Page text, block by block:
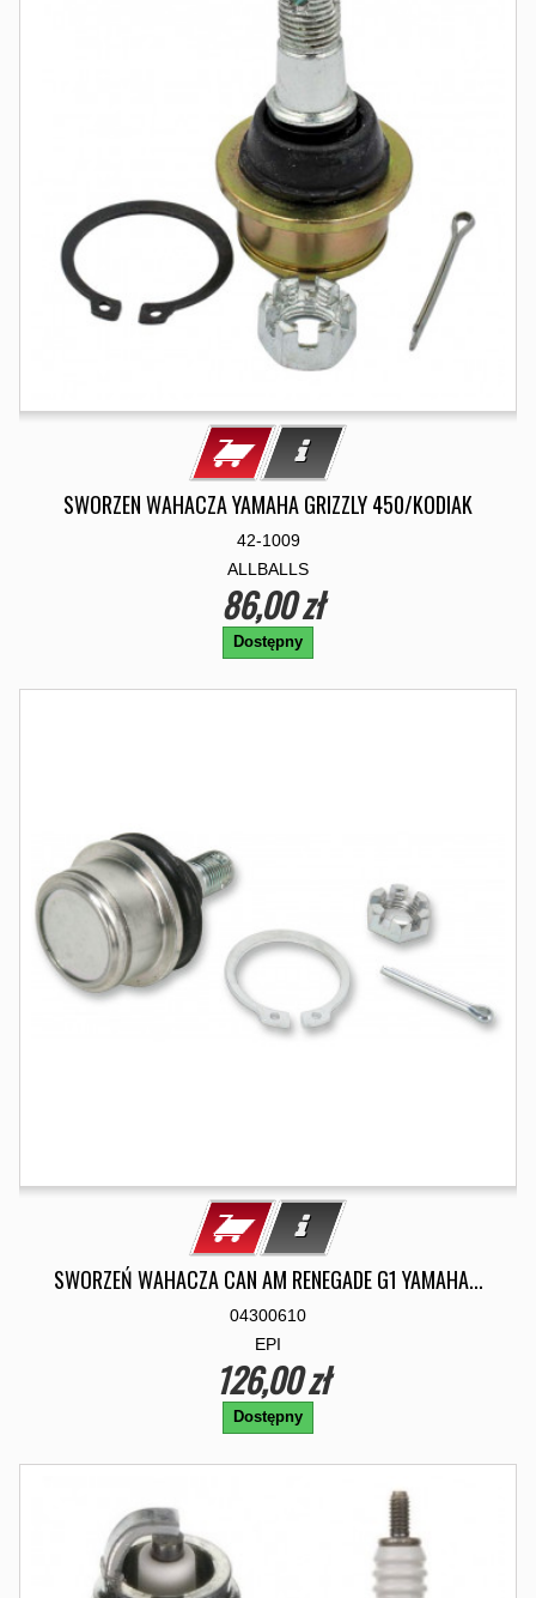
SWORZEN WAHACZA YAMAHA GRIZZLY 450/KODIAK
42-1009
ALLBALLS
86,00 zł
Dostępny
SWORZEŃ WAHACZA CAN AM RENEGADE G1 YAMAHA...
04300610
EPI
126,00 zł
Dostępny